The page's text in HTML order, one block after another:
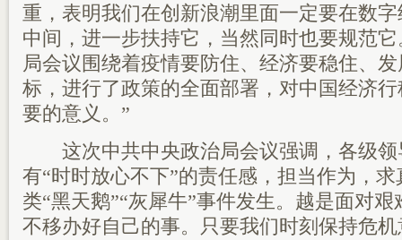
重，表明我们在创新浪潮里面一定要在数
中间，进一步扶持它，当然同时也要规范
局会议围绕着疫情要防住、经济要稳住、
标，进行了政策的全面部署，对中国经济
要的意义。”
这次中共中央政治局会议强调，各级领
有“时时放心不下”的责任感，担当作为，
类“黑天鹅”“灰犀牛”事件发生。越是面对
不移办好自己的事。只要我们时刻保持危